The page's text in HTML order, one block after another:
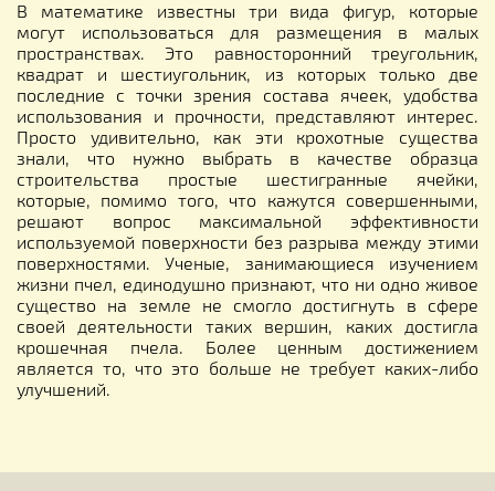
В математике известны три вида фигур, которые
могут использоваться для размещения в малых
пространствах. Это равносторонний треугольник,
квадрат и шестиугольник, из которых только две
последние с точки зрения состава ячеек, удобства
использования и прочности, представляют интерес.
Просто удивительно, как эти крохотные существа
знали, что нужно выбрать в качестве образца
строительства простые шестигранные ячейки,
которые, помимо того, что кажутся совершенными,
решают вопрос максимальной эффективности
используемой поверхности без разрыва между этими
поверхностями. Ученые, занимающиеся изучением
жизни пчел, единодушно признают, что ни одно живое
существо на земле не смогло достигнуть в сфере
своей деятельности таких вершин, каких достигла
крошечная пчела. Более ценным достижением
является то, что это больше не требует каких-либо
улучшений.